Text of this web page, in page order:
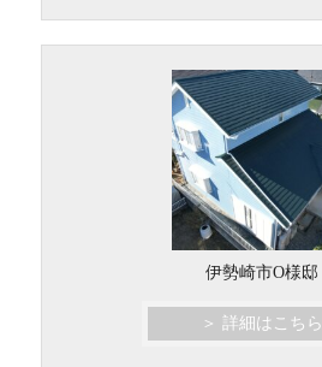
伊勢崎市O様邸
＞ 詳細はこちら